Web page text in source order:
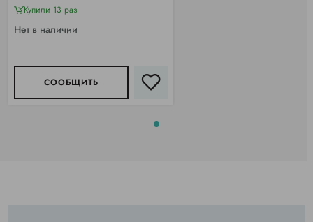
Купили 13 раз
Нет в наличии
СООБЩИТЬ